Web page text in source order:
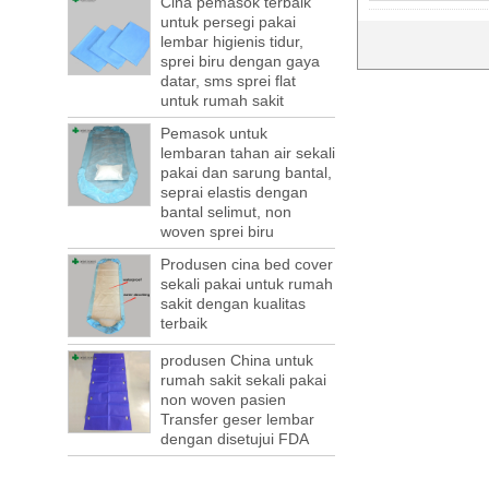
adalah kurangnya wadah!
Tahun ini pada bulan April dan Mei
kurangnya skala besar kotak, masih
banyak asing perdagangan, freight
forwarding orang sia-sia! Hal ini tidak
bebera...
Selamat datang untuk mengunjungi kami
di Canton Fair ke-123 Cina
Kami dengan tulus mengundang Anda
untuk bergabung dengan kami di Canton
Fair, pekan raya perdagangan konsumsi
medis sekali pakai yang akan diadakan di...
Komposit industri global akan mencapai
$ 39.1 milyar pada tahun 2022
Pasar komposit global diperkirakan akan
mencapai 39.1 milyar pada tahun 2022,
dan tingkat pertumbuhan tahunan yang
majemuk ini diharapkan akan sebesar...
Hitungan mundur ke lingkungan pajak
mulai! Setiap tahun 50 miliar.
Setelah hampir satu tahun pemeriksaan
untuk persegi pakai
lembar higienis tidur,
sprei biru dengan gaya
datar, sms sprei flat
untuk rumah sakit
Pemasok untuk
lembaran tahan air sekali
pakai dan sarung bantal,
seprai elastis dengan
bantal selimut, non
woven sprei biru
Produsen cina bed cover
sekali pakai untuk rumah
sakit dengan kualitas
terbaik
produsen China untuk
rumah sakit sekali pakai
non woven pasien
Transfer geser lembar
dengan disetujui FDA